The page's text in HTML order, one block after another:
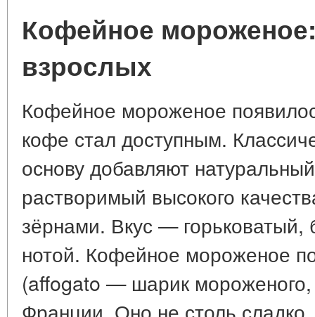
Кофейное
взрослых
Кофейное мороженое
кофе стал доступным.
основу добавляют
растворимый высокого
зёрнами. Вкус —
нотой. Кофейное мороженое
(affogato — шарик мороженого,
Франции. Оно не столь